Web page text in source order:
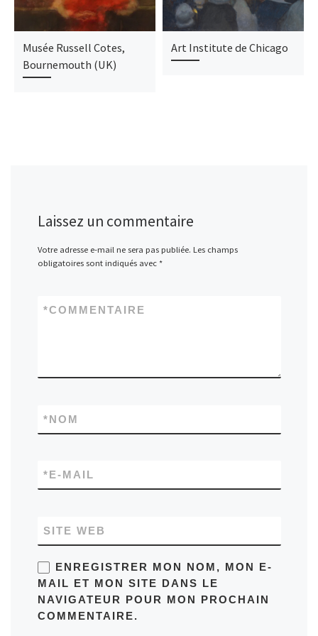
Musée Russell Cotes,
Bournemouth (UK)
Art Institute de Chicago
Laissez un commentaire
Votre adresse e-mail ne sera pas publiée. Les champs
obligatoires sont indiqués avec *
COMMENTAIRE
*
NOM
*
E-MAIL
*
SITE WEB
ENREGISTRER MON NOM, MON E-
MAIL ET MON SITE DANS LE
NAVIGATEUR POUR MON PROCHAIN
COMMENTAIRE.